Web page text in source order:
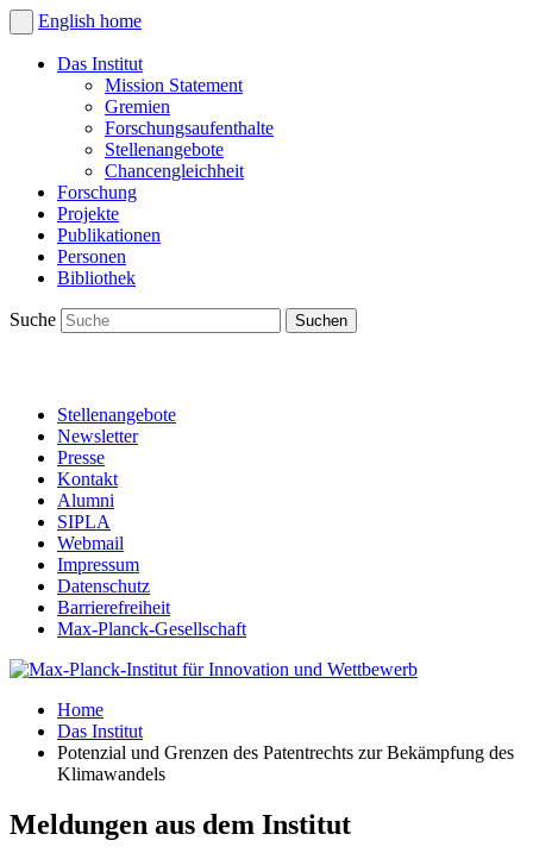
English home
Das Institut
Mission Statement
Gremien
Forschungsaufenthalte
Stellenangebote
Chancengleichheit
Forschung
Projekte
Publikationen
Personen
Bibliothek
Suche
Stellenangebote
Newsletter
Presse
Kontakt
Alumni
SIPLA
Webmail
Impressum
Datenschutz
Barrierefreiheit
Max-Planck-Gesellschaft
Home
Das Institut
Potenzial und Grenzen des Patentrechts zur Bekämpfung des
Klimawandels
Meldungen aus dem Institut